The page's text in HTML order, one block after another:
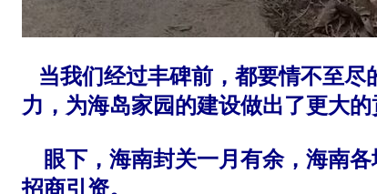
当我们经过丰碑前，都要情不至尽
力，为海岛家园的建设做出了更大的
眼下，海南封关一月有余，海南各
招商引资。